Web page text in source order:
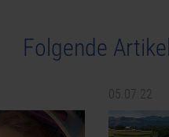
Folgende
05.07.22